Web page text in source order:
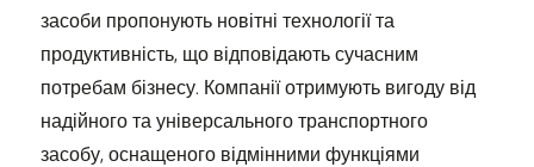
засоби пропонують новітні технології та
продуктивність, що відповідають сучасним
потребам бізнесу. Компанії отримують вигоду від
надійного та універсального транспортного
засобу, оснащеного відмінними функціями